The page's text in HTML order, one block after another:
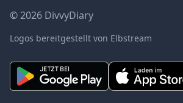
©2026 DivvyDiary
Logos bereitgestellt von Elbstream